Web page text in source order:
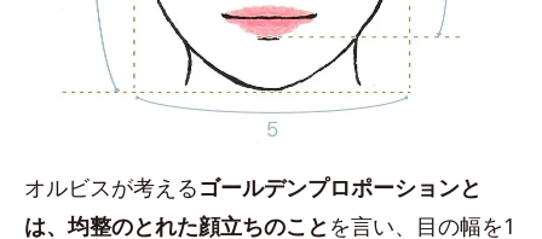
オルビスが考えるゴールデンプロポーションと
は、均整のとれた顔立ちのこと を言い、目の幅を1